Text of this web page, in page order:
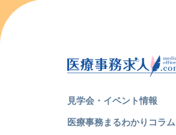
見学会・イベント情報
医療事務まるわかりコラム